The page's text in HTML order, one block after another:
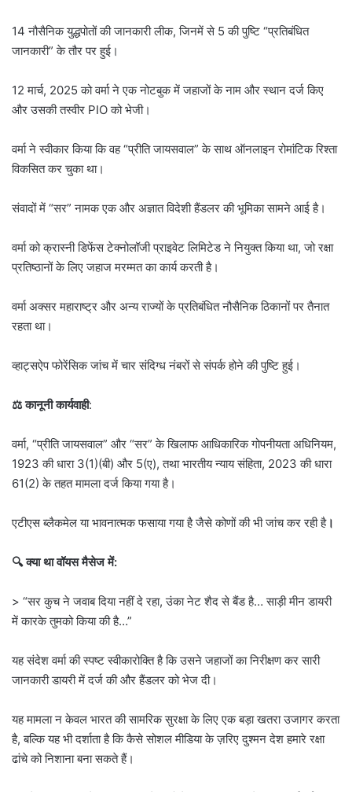
14 नौसैनिक युद्धपोतों की जानकारी लीक, जिनमें से 5 की पुष्टि “प्रतिबंधित
जानकारी” के तौर पर हुई।
12 मार्च, 2025 को वर्मा ने एक नोटबुक में जहाजों के नाम और स्थान दर्ज किए
और उसकी तस्वीर PIO को भेजी।
वर्मा ने स्वीकार किया कि वह “प्रीति जायसवाल” के साथ ऑनलाइन रोमांटिक रिश्ता
विकसित कर चुका था।
संवादों में “सर” नामक एक और अज्ञात विदेशी हैंडलर की भूमिका सामने आई है।
वर्मा को क्रास्नी डिफेंस टेक्नोलॉजी प्राइवेट लिमिटेड ने नियुक्त किया था, जो रक्षा
प्रतिष्ठानों के लिए जहाज मरम्मत का कार्य करती है।
वर्मा अक्सर महाराष्ट्र और अन्य राज्यों के प्रतिबंधित नौसैनिक ठिकानों पर तैनात
रहता था।
व्हाट्सऐप फोरेंसिक जांच में चार संदिग्ध नंबरों से संपर्क होने की पुष्टि हुई।
⚖️ कानूनी कार्यवाही:
वर्मा, “प्रीति जायसवाल” और “सर” के खिलाफ आधिकारिक गोपनीयता अधिनियम,
1923 की धारा 3(1)(बी) और 5(ए), तथा भारतीय न्याय संहिता, 2023 की धारा
61(2) के तहत मामला दर्ज किया गया है।
एटीएस ब्लैकमेल या भावनात्मक फसाया गया है जैसे कोणों की भी जांच कर रही है।
🔍 क्या था वॉयस मैसेज में:
> “सर कुच ने जवाब दिया नहीं दे रहा, उंका नेट शैद से बैंड है… साड़ी मीन डायरी
में कारके तुमको किया की है…”
यह संदेश वर्मा की स्पष्ट स्वीकारोक्ति है कि उसने जहाजों का निरीक्षण कर सारी
जानकारी डायरी में दर्ज की और हैंडलर को भेज दी।
यह मामला न केवल भारत की सामरिक सुरक्षा के लिए एक बड़ा खतरा उजागर करता
है, बल्कि यह भी दर्शाता है कि कैसे सोशल मीडिया के ज़रिए दुश्मन देश हमारे रक्षा
ढांचे को निशाना बना सकते हैं।